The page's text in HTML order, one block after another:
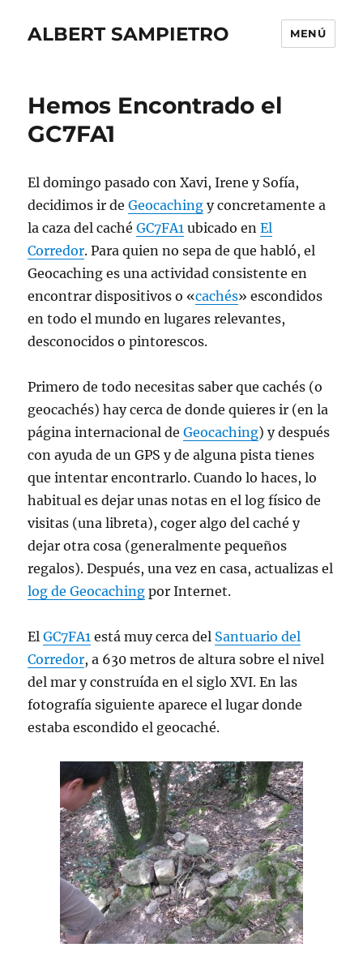
ALBERT SAMPIETRO MENÚ
Hemos Encontrado el
GC7FA1
El domingo pasado con Xavi, Irene y Sofía,
decidimos ir deGeocaching y concretamente a
la caza del cachéGC7FA1 ubicado enEl
Corredor. Para quien no sepa de que habló, el
Geocaching es una actividad consistente en
encontrar dispositivos o «cachés» escondidos
en todo el mundo en lugares relevantes,
desconocidos o pintorescos.
Primero de todo necesitas saber que cachés (o
geocachés) hay cerca de donde quieres ir (en la
página internacional deGeocaching) y después
con ayuda de un GPS y de alguna pista tienes
que intentar encontrarlo. Cuando lo haces, lo
habitual es dejar unas notas en el log físico de
visitas (una libreta), coger algo del caché y
dejar otra cosa (generalmente pequeños
regalos). Después, una vez en casa, actualizas el
log de Geocaching por Internet.
ElGC7FA1 está muy cerca del Santuario del
Corredor, a 630 metros de altura sobre el nivel
del mar y construída en el siglo XVI. En las
fotografía siguiente aparece el lugar donde
estaba escondido el geocaché.